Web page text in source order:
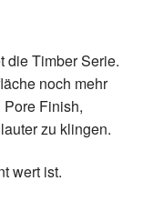
die Timber Serie.
noch mehr
Finish,
zu klingen.
wert ist.